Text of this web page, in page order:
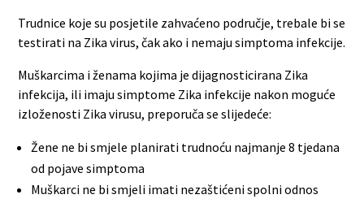
Trudnice koje su posjetile zahvaćeno područje, trebale bi se
testirati na Zika virus, čak ako i nemaju simptoma infekcije.
Muškarcima i ženama kojima je dijagnosticirana Zika
infekcija, ili imaju simptome Zika infekcije nakon moguće
izloženosti Zika virusu, preporuča se slijedeće:
Žene ne bi smjele planirati trudnoću najmanje 8 tjedana
od pojave simptoma
Muškarci ne bi smjeli imati nezaštićeni spolni odnos